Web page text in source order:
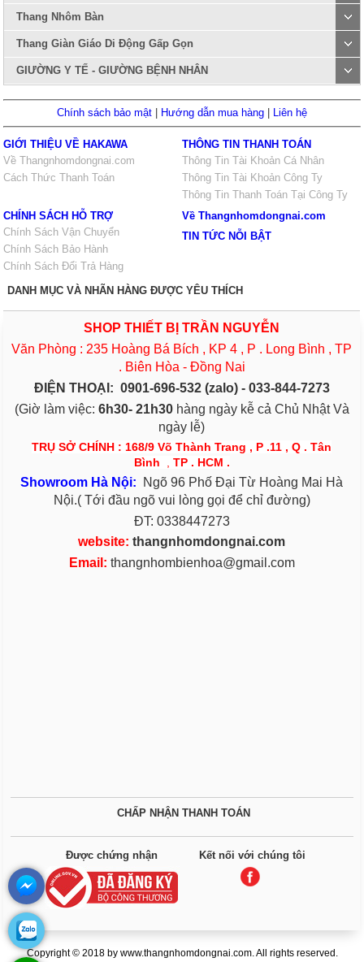
Thang Nhôm Bàn
Thang Giàn Giáo Di Động Gấp Gọn
GIƯỜNG Y TẾ - GIƯỜNG BỆNH NHÂN
Chính sách bảo mật Hướng dẫn mua hàng Liên hệ
GIỚI THIỆU VỀ HAKAWA
Về Thangnhomdongnai.com
Cách Thức Thanh Toán
THÔNG TIN THANH TOÁN
Thông Tin Tài Khoản Cá Nhân
Thông Tin Tài Khoản Công Ty
Thông Tin Thanh Toán Tại Công Ty
CHÍNH SÁCH HỖ TRỢ
Chính Sách Vận Chuyển
Chính Sách Bảo Hành
Chính Sách Đổi Trả Hàng
Về Thangnhomdongnai.com
TIN TỨC NỖI BẬT
DANH MỤC VÀ NHÃN HÀNG ĐƯỢC YÊU THÍCH
SHOP THIẾT BỊ TRẦN NGUYỄN
Văn Phòng : 235 Hoàng Bá Bích , KP 4 , P . Long Bình , TP
. Biên Hòa - Đồng Nai
ĐIỆN THOẠI: 0901-696-532 (zalo) - 033-844-7273
(Giờ làm việc: 6h30- 21h30hàng ngày kễ cả Chủ Nhật Và
ngày lễ)
TRỤ SỞ CHÍNH : 168/9 Võ Thành Trang , P .11 , Q . Tân
Bình
TP . HCM .
S howroom Hà Nội: Ngõ 96 Phố Đại Từ Hoàng Mai Hà
Nội.( Tới đầu ngõ vui lòng gọi để chỉ đường)
ĐT: 0338447273
website: thangnhomdongnai.com
Email: thangnhombienhoa@gmail.com
CHẤP NHẬN THANH TOÁN
Được chứng nhận Kết nối với chúng tôi
Copyright © 2018 by www.thangnhomdongnai.com. All rights reserved.